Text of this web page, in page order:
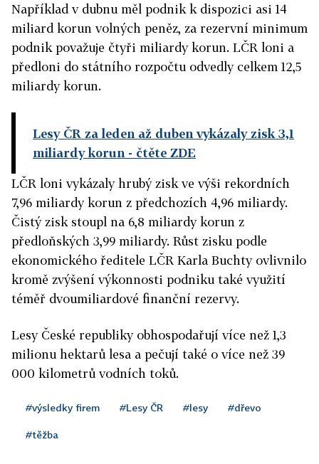
Například v dubnu měl podnik k dispozici asi 14
miliard korun volných peněz, za rezervní minimum
podnik považuje čtyři miliardy korun. LČR loni a
předloni do státního rozpočtu odvedly celkem 12,5
miliardy korun.
Lesy ČR za leden až duben vykázaly zisk 3,1
miliardy korun - čtěte ZDE
LČR loni vykázaly hrubý zisk ve výši rekordních
7,96 miliardy korun z předchozích 4,96 miliardy.
Čistý zisk stoupl na 6,8 miliardy korun z
předloňských 3,99 miliardy. Růst zisku podle
ekonomického ředitele LČR Karla Buchty ovlivnilo
kromě zvýšení výkonnosti podniku také využití
téměř dvoumiliardové finanční rezervy.
Lesy České republiky obhospodařují více než 1,3
milionu hektarů lesa a pečují také o více než 39
000 kilometrů vodních toků.
#výsledky firem #Lesy ČR #lesy #dřevo
#těžba